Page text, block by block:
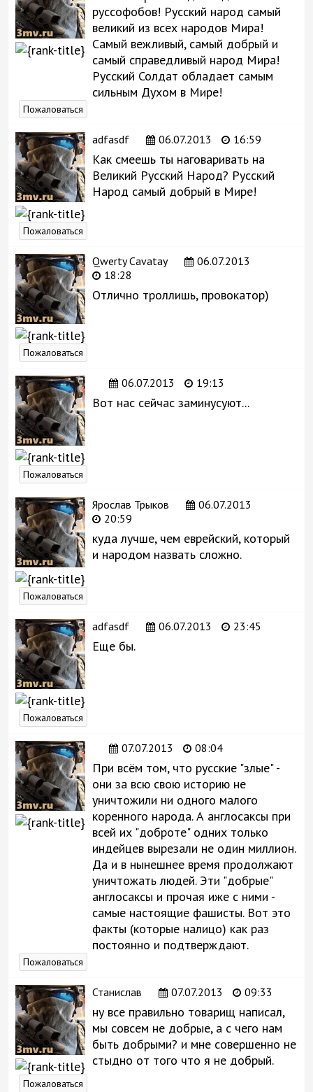
руссофобов! Русский народ самый
великий из всех народов Мира!
Самый вежливый, самый добрый и
самый справедливый народ Мира!
Русский Солдат обладает самым
сильным Духом в Мире!
Пожаловаться
adfasdf 06.07.2013 16:59
Как смеешь ты наговаривать на
Великий Русский Народ? Русский
Народ самый добрый в Мире!
Пожаловаться
Qwerty Cavatay
06.07.2013
18:28
Отлично троллишь, провокатор)
Пожаловаться
06.07.2013 19:13
Вот нас сейчас заминусуют...
Пожаловаться
Ярослав Трыков
06.07.2013
20:59
куда лучше, чем еврейский, который
и народом назвать сложно.
Пожаловаться
adfasdf 06.07.2013 23:45
Еще бы.
Пожаловаться
07.07.2013 08:04
При всём том, что русские "злые" -
они за всю свою историю не
уничтожили ни одного малого
коренного народа. А англосаксы при
всей их "доброте" одних только
индейцев вырезали не один миллион.
Да и в нынешнее время продолжают
уничтожать людей. Эти "добрые"
англосаксы и прочая иже с ними -
самые настоящие фашисты. Вот это
факты (которые налицо) как раз
постоянно и подтверждают.
Пожаловаться
Станислав 07.07.2013 09:33
ну все правильно товарищ написал,
мы совсем не добрые, а с чего нам
быть добрыми? и мне совершенно не
стыдно от того что я не добрый.
Пожаловаться